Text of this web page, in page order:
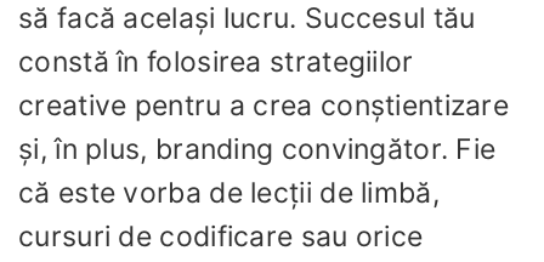
să facă același lucru. Succesul tău
constă în folosirea strategiilor
creative pentru a crea conștientizare
și, în plus, branding convingător. Fie
că este vorba de lecții de limbă,
cursuri de codificare sau orice